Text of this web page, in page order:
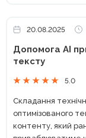
20.08.2025
Допомога АІ
тексту
5.0
Складання
оптимізованого
контенту, який